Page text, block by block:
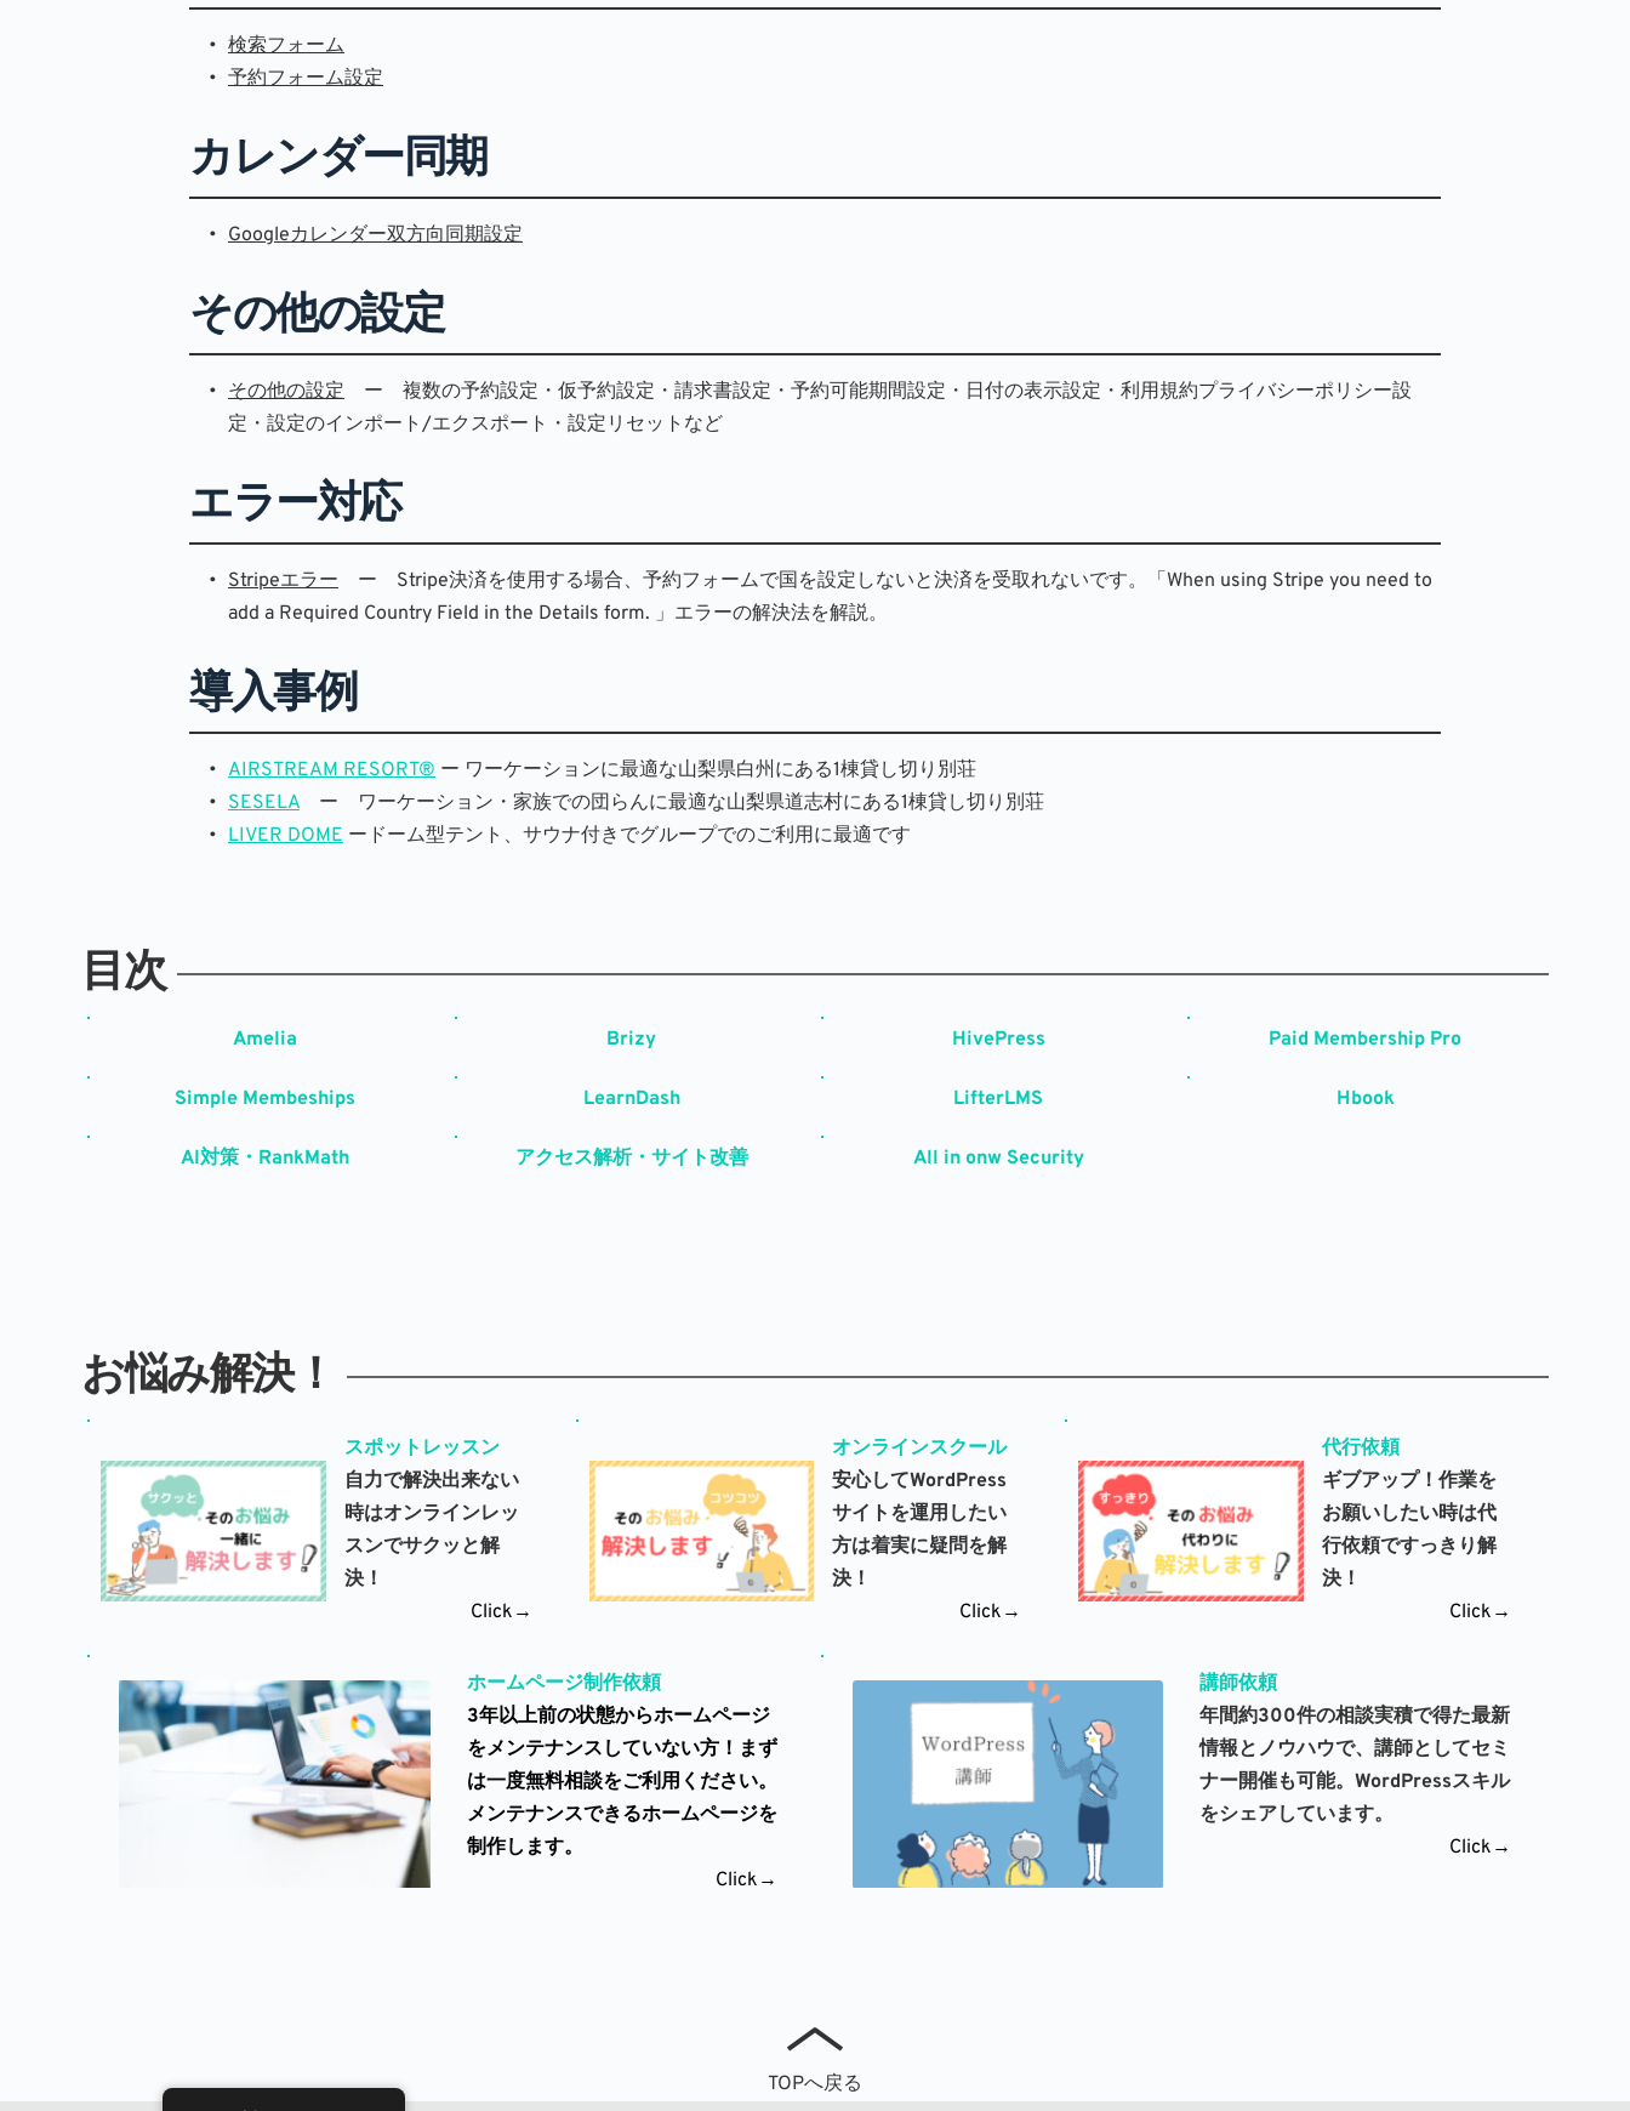
検索フォーム
予約フォーム設定
カレンダー同期
Googleカレンダー双方向同期設定
その他の設定
その他の設定 ー　複数の予約設定・仮予約設定・請求書設定・予約可能期間設定・日付の表示設定・利用規約プライバシーポリシー設
定・設定のインポート/エクスポート・設定リセットなど
エラー対応
Stripeエラー ー　Stripe決済を使用する場合、予約フォームで国を設定しないと決済を受取れないです。「When using Stripe you need to
add a Required Country Field in the Details form. 」エラーの解決法を解説。
導入事例
AIRSTREAM RESORT® ー ワーケーションに最適な山梨県白州にある1棟貸し切り別荘
SESELA ー　ワーケーション・家族での団らんに最適な山梨県道志村にある1棟貸し切り別荘
LIVER DOME ードーム型テント、サウナ付きでグループでのご利用に最適です
目次
Amelia Brizy HivePress Paid Membership Pro
Simple Membeships LearnDash LifterLMS Hbook
AI対策・RankMath アクセス解析・サイト改善 All in onw Security
お悩み解決！
スポットレッスン
自力で解決出来ない
時はオンラインレッ
スンでサクッと解
決！
Click→
オンラインスクール
安心してWordPress
サイトを運用したい
方は着実に疑問を解
決！
Click→
代行依頼
ギブアップ！作業を
お願いしたい時は代
行依頼ですっきり解
決！
Click→
ホームページ制作依頼
3年以上前の状態からホームページ
をメンテナンスしていない方！まず
は一度無料相談をご利用ください。
メンテナンスできるホームページを
制作します。
Click→
講師依頼
年間約300件の相談実積で得た最新
情報とノウハウで、講師としてセミ
ナー開催も可能。WordPressスキル
をシェアしています。
Click→
TOPへ戻る